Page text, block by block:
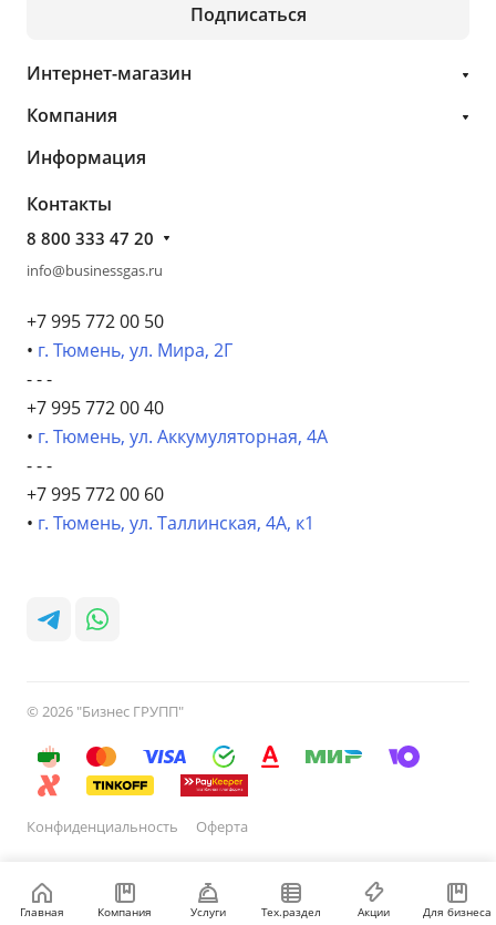
Подписаться
Интернет-магазин
Компания
Информация
Контакты
8 800 333 47 20
info@businessgas.ru
+7 995 772 00 50
• г. Тюмень, ул. Мира, 2Г
- - -
+7 995 772 00 40
• г. Тюмень, ул. Аккумуляторная, 4А
- - -
+7 995 772 00 60
• г. Тюмень, ул. Таллинская, 4А, к1
© 2026 "Бизнес ГРУПП"
Конфиденциальность Оферта
Главная Компания Услуги Тех.раздел Акции Для бизнеса